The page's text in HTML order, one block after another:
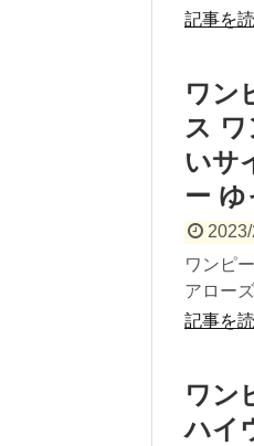
記事を
ワン
ス ワ
いサ
ー ゆ
ワンピ
アロー
記事を
ワン
ハイ